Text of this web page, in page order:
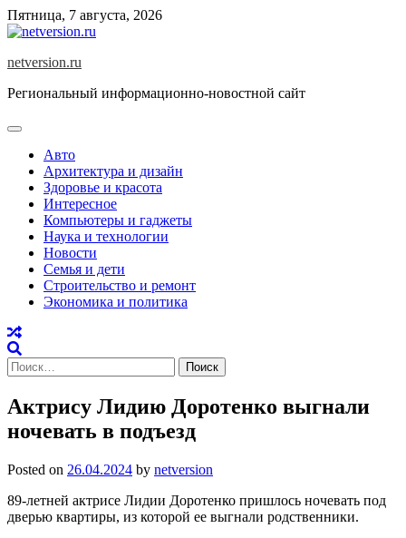
Skip
to
Пятница, 7 августа, 2026
netversion.ru
Региональный информационно-новостной сайт
Авто
Архитектура и дизайн
Здоровье и красота
Интересное
Компьютеры и гаджеты
Наука и технологии
Новости
Семья и дети
Строительство и ремонт
Экономика и политика
Найти:
Актрису Лидию Доротенко выгнали
ночевать в подъезд
Posted on 26.04.2024 by netversion
89-летней актрисе Лидии Доротенко пришлось ночевать под
дверью квартиры, из которой ее выгнали родственники.